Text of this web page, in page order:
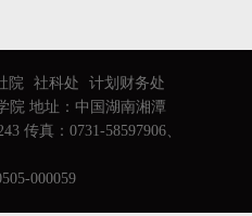
院 社科处
计划财务处
院 地址：中国湖南湘潭
传真：0731-58597906、
000059